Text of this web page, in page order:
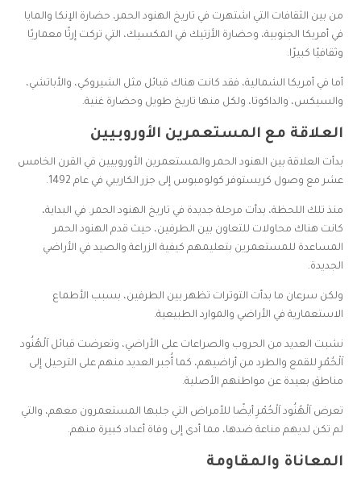
من بين الثقافات التي اشتهرت في تاريخ الهنود الحمر، حضارة الإنكا والمايا
في أمريكا الجنوبية، وحضارة الأزتيك في المكسيك، التي تركت إرثًا معماريًا
وثقافيًا كبيرًا.
أما في أمريكا الشمالية، فقد كانت هناك قبائل مثل الشيروكي، والأباتشي،
والسيكس، والداكوتا، ولكل منها تاريخ طويل وحضارة غنية.
العلاقة مع المستعمرين الأوروبيين
بدأت العلاقة بين الهنود الحمر والمستعمرين الأوروبيين في القرن الخامس
عشر مع وصول كريستوفر كولومبوس إلى جزر الكاريبي في عام 1492.
منذ تلك اللحظة، بدأت مرحلة جديدة في تاريخ الهنود الحمر. في البداية،
كانت هناك محاولات للتعاون بين الطرفين، حيث قدم الهنود الحمر
المساعدة للمستعمرين بتعليمهم كيفية الزراعة والصيد في الأراضي
الجديدة.
ولكن سرعان ما بدأت التوترات تظهر بين الطرفين، بسبب الأطماع
الاستعمارية في الأراضي والموارد الطبيعية.
نشبت العديد من الحروب والصراعات على الأراضي، وتعرضت قبائل اَلْهُنُود
اَلْحُمْرِ للقمع والطرد من أراضيهم، كما أُجبر العديد منهم على الترحيل إلى
مناطق بعيدة عن مواطنهم الأصلية.
تعرض اَلْهُنُود اَلْحُمْرِ أيضًا للأمراض التي جلبها المستعمرون معهم، والتي
لم تكن لديهم مناعة ضدها، مما أدى إلى وفاة أعداد كبيرة منهم.
المعاناة والمقاومة